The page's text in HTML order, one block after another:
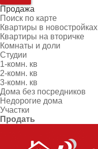
Продажа
Поиск по карте
Квартиры в новостройках
Квартиры на вторичке
Комнаты и доли
Студии
1-комн. кв
2-комн. кв
3-комн. кв
Дома без посредников
Недорогие дома
Участки
Продать